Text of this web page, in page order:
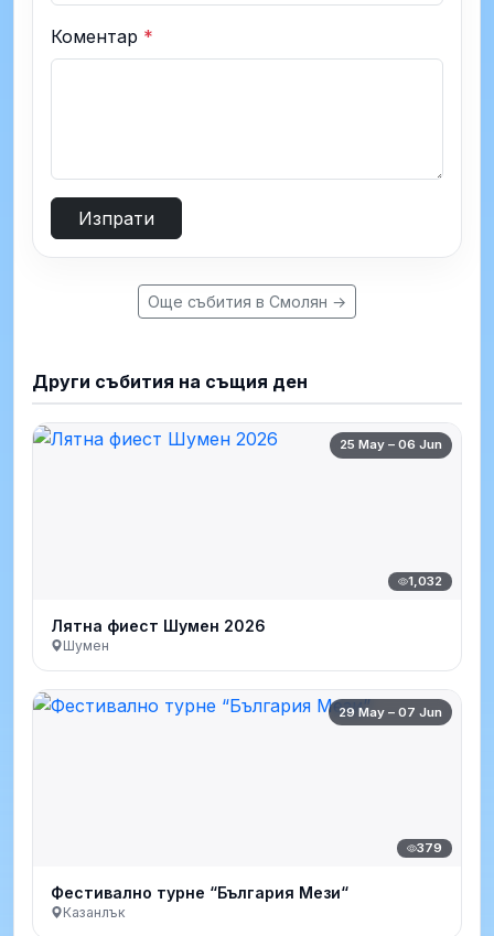
Коментар *
Изпрати
Още събития в Смолян →
Други събития на същия ден
25 May – 06 Jun
1,032
Лятна фиест Шумен 2026
Шумен
29 May – 07 Jun
379
Фестивално турне “България Мези“
Казанлък